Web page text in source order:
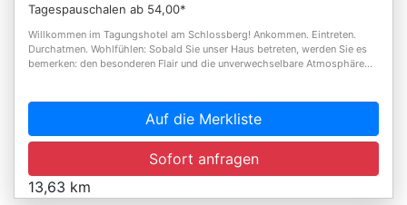
Tagespauschalen ab 54,00*
Willkommen im Tagungshotel am Schlossberg! Ankommen. Eintreten.
Durchatmen. Wohlfühlen: Sobald Sie unser Haus betreten, werden Sie es
bemerken: den besonderen Flair und die unverwechselbare Atmosphäre...
Auf die Merkliste
Sofort anfragen
13,63 km